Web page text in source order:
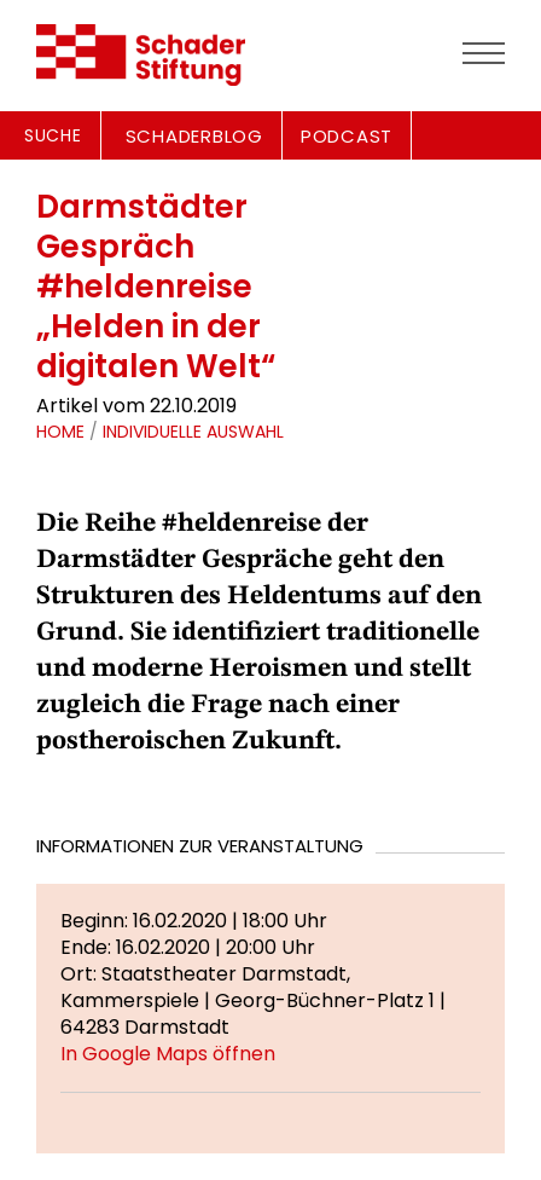
SUCHE SCHADERBLOG PODCAST
Darmstädter
Gespräch
#heldenreise
„Helden in der
digitalen Welt“
Artikel vom 22.10.2019
HOME / INDIVIDUELLE AUSWAHL
Die Reihe #heldenreise der
Darmstädter Gespräche geht den
Strukturen des Heldentums auf den
Grund. Sie identifiziert traditionelle
und moderne Heroismen und stellt
zugleich die Frage nach einer
postheroischen Zukunft.
INFORMATIONEN ZUR VERANSTALTUNG
Beginn: 16.02.2020 | 18:00 Uhr
Ende: 16.02.2020 | 20:00 Uhr
Ort: Staatstheater Darmstadt,
Kammerspiele | Georg-Büchner-Platz 1 |
64283 Darmstadt
In Google Maps öffnen